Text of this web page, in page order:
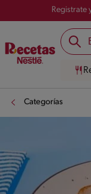
Registrate
Categorías